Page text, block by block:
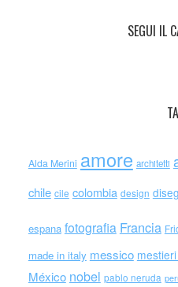
SEGUI IL
Alda Merini amore architetti
chile cile colombia design
espana fotografia Francia
made in italy messico
México nobel pablo neruda